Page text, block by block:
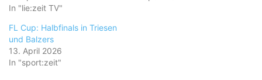
In "lie:zeit TV"
FL Cup: Halbfinals in Triesen
und Balzers
13. April 2026
In "sport:zeit"